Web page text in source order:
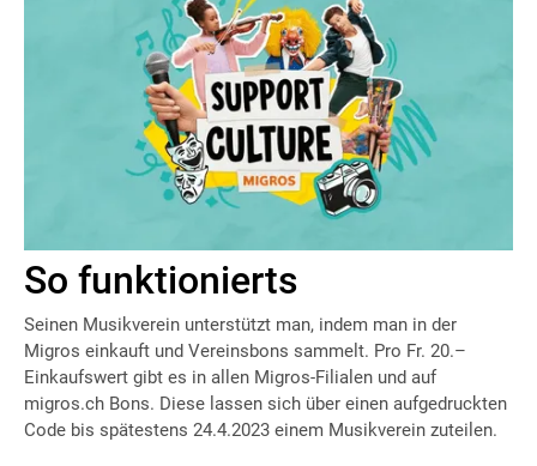
Vom 7.2. bis 17.4.2023 findet in allen Migros-Filialen die
Aktion «Support Culture» statt. Bereits haben sich über 500
Blasmusik-Vereine aus der ganzen Schweiz für diese
einmalige Förderaktion angemeldet. Jede und jeder kann ab
sofort seinen Verein unterstützen. Die Vereine erstellen und
verteilen mit Hilfe desWerbekitsschnell und unkompliziert
So funktionierts
Seinen Musikverein unterstützt man, indem man in der
Migros einkauft und Vereinsbons sammelt. Pro Fr. 20.–
Einkaufswert gibt es in allen Migros-Filialen und auf
migros.ch Bons. Diese lassen sich über einen aufgedruckten
Code bis spätestens 24.4.2023 einem Musikverein zuteilen.